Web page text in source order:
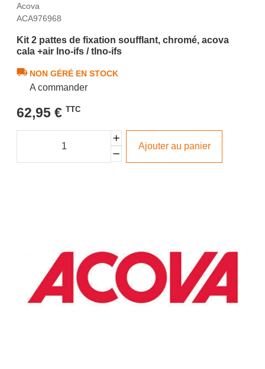
Acova
ACA976968
Kit 2 pattes de fixation soufflant, chromé, acova
cala +air lno-ifs / tlno-ifs
NON GÉRÉ EN STOCK
A commander
62,95 € TTC
Ajouter au panier